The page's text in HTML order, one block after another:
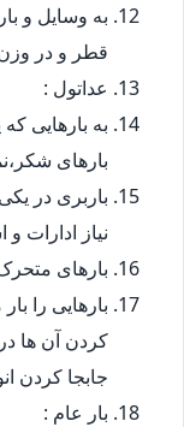
به وسایل و
قطر و در
عداتول :
به بارهایی
بارهای
باربری در
نیاز ادارات
بارهای
بارهایی را
کردن آن ها
جابجا کردن
بار عام :